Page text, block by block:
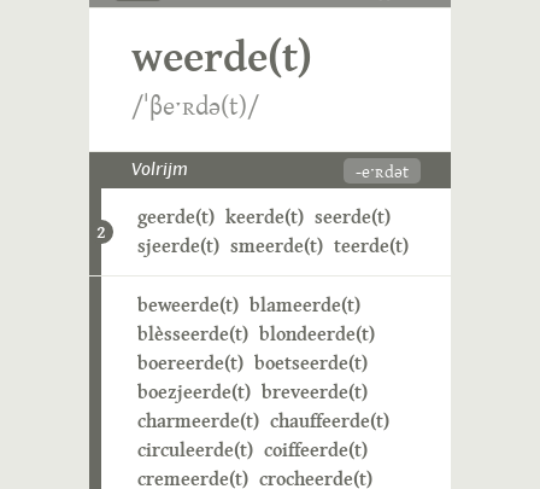
weerde(t)
/ˈβeˑʀdə(t)/
Volrijm -eˑʀdət
2
geerde(t) keerde(t) seerde(t)
sjeerde(t) smeerde(t) teerde(t)
beweerde(t) blameerde(t)
blèsseerde(t) blondeerde(t)
boereerde(t) boetseerde(t)
boezjeerde(t) breveerde(t)
charmeerde(t) chauffeerde(t)
circuleerde(t) coiffeerde(t)
cremeerde(t) crocheerde(t)